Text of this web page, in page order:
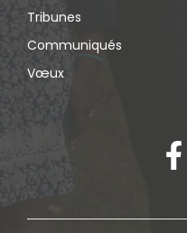
Tribunes
Communiqués
Vœux